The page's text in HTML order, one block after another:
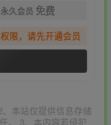
永久会员 免费
限，请先开通会员
本站仅提供信息存储
。 3、本内容若侵犯